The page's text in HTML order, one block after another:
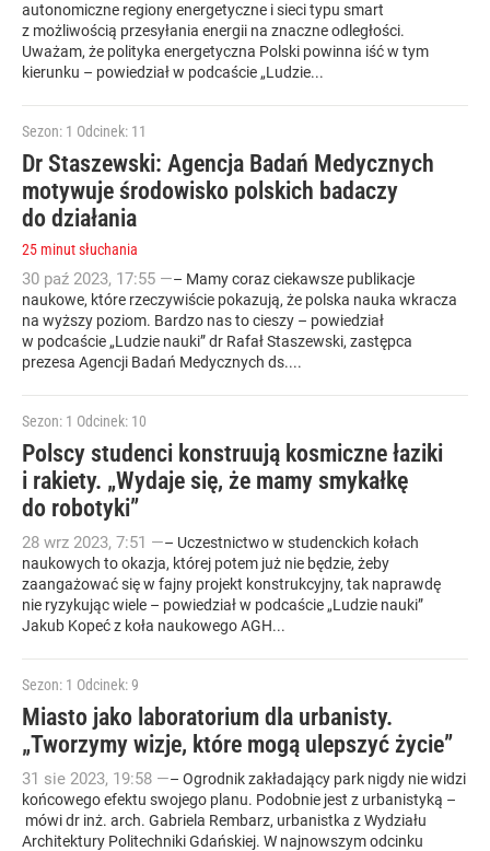
autonomiczne regiony energetyczne i sieci typu smart
z możliwością przesyłania energii na znaczne odległości.
Uważam, że polityka energetyczna Polski powinna iść w tym
kierunku – powiedział w podcaście „Ludzie...
Sezon: 1 Odcinek: 11
Dr Staszewski: Agencja Badań Medycznych
motywuje środowisko polskich badaczy
do działania
25 minut słuchania
30 paź 2023, 17:55 —– Mamy coraz ciekawsze publikacje
naukowe, które rzeczywiście pokazują, że polska nauka wkracza
na wyższy poziom. Bardzo nas to cieszy – powiedział
w podcaście „Ludzie nauki” dr Rafał Staszewski, zastępca
prezesa Agencji Badań Medycznych ds....
Sezon: 1 Odcinek: 10
Polscy studenci konstruują kosmiczne łaziki
i rakiety. „Wydaje się, że mamy smykałkę
do robotyki”
28 wrz 2023, 7:51 —– Uczestnictwo w studenckich kołach
naukowych to okazja, której potem już nie będzie, żeby
zaangażować się w fajny projekt konstrukcyjny, tak naprawdę
nie ryzykując wiele – powiedział w podcaście „Ludzie nauki”
Jakub Kopeć z koła naukowego AGH...
Sezon: 1 Odcinek: 9
Miasto jako laboratorium dla urbanisty.
„Tworzymy wizje, które mogą ulepszyć życie”
31 sie 2023, 19:58 —– Ogrodnik zakładający park nigdy nie widzi
końcowego efektu swojego planu. Podobnie jest z urbanistyką –
mówi dr inż. arch. Gabriela Rembarz, urbanistka z Wydziału
Architektury Politechniki Gdańskiej. W najnowszym odcinku